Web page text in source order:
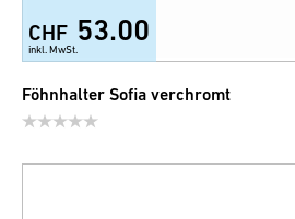
CHF 53.00
inkl. MwSt.
Föhnhalter Sofia verchromt